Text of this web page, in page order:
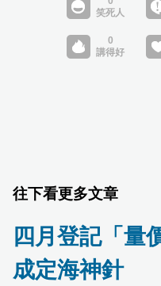
往下看更多文章
四月登記「量
成定海神針